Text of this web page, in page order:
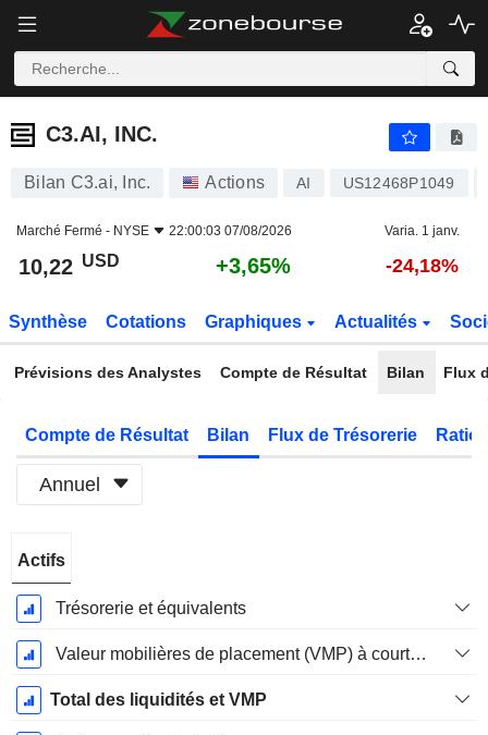
C3.AI, INC.
C3.AI, INC.
Bilan C3.ai, Inc. Actions AI US12468P1049
Marché Fermé - NYSE 22:00:03 07/08/2026 Varia. 1 janv.
10,22 USD +3,65% -24,18%
Synthèse Cotations Graphiques Actualités
Prévisions des Analystes Compte de Résultat Bilan Flux
Compte de Résultat Bilan Flux de Trésorerie
Annuel
Fiscale:
Avril
Actifs
Trésorerie et équivalents
Valeur mobilières de placement (VMP) à court terme
Total des liquidités et VMP